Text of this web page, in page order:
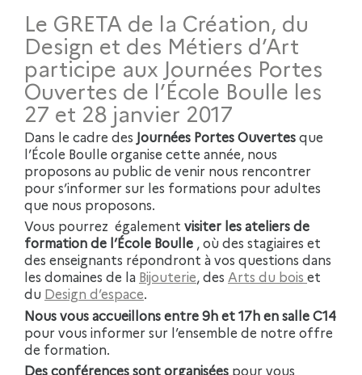
Le GRETA de la Création, du
Design et des Métiers d’Art
participe aux Journées Portes
Ouvertes de l’École Boulle les
27 et 28 janvier 2017
Dans le cadre des Journées Portes Ouvertesque
l’École Boulle organise cette année, nous
proposons au public de venir nous rencontrer
pour s’informer sur les formations pour adultes
que nous proposons.
Vous pourrez également visiter les ateliers de
formation de l’École Boulle , où des stagiaires et
des enseignants répondront à vos questions dans
les domaines de la Bijouterie, des Arts du bois et
du Design d’espace.
Nous vous accueillons entre 9h et 17h en salle C14
pour vous informer sur l’ensemble de notre offre
de formation.
Des conférences sont organisées pour vous